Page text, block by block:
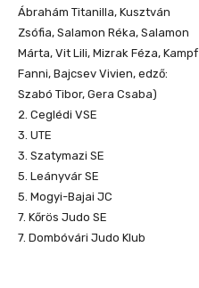
Ábrahám Titanilla, Kusztván
Zsófia, Salamon Réka, Salamon
Márta, Vit Lili, Mizrak Féza, Kampf
Fanni, Bajcsev Vivien, edző:
Szabó Tibor, Gera Csaba)
2. Ceglédi VSE
3. UTE
3. Szatymazi SE
5. Leányvár SE
5. Mogyi-Bajai JC
7. Kőrös Judo SE
7. Dombóvári Judo Klub